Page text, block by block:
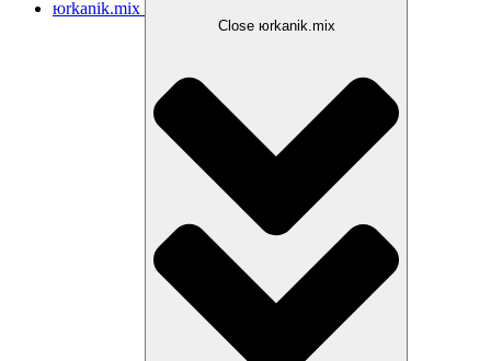
юrkanik.mix
Close юrkanik.mix